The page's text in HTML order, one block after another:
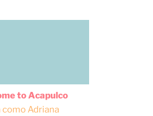
to Acapulco
como Adriana